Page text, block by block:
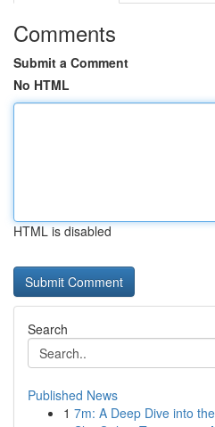
Comments
Submit a Comment
No HTML
HTML is disabled
Search
Published News
1 7m: A Deep Dive into